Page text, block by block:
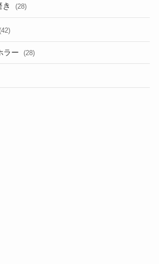
(28)
ラー (28)